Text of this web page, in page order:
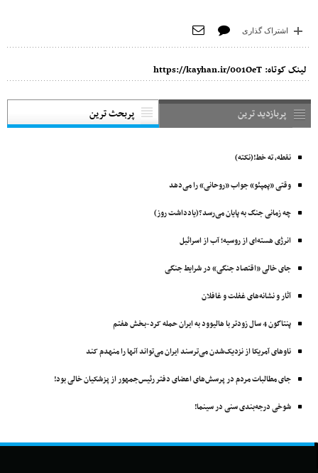
اشتراک گذاری
لینک کوتاه: https://kayhan.ir/001OeT
پربازدید ترین پربحث ترین
نقطه، ته خط!(نکته)
وقتی «پمپئو» جواب «روحانی» را می‌دهد
چه زمانی جنگ به پایان می‌رسد؟(یادداشت روز)
انرژی هسته‌ای از روسیه؛ آب از اسرائیل
جای خالی «اقتصاد جنگی» در شرایط جنگی
آثار و نشانه‌های غفلت و غافلان
پنتاگون 4 سال زودتر با ‌هالیوود به ایران حمله کرد-بخش هفتم
ناوهای آمریکا از نزدیک‌شدن می‌ترسند ایران می‌تواند آنها را منهدم ‌کند
جای مطالبات مردم در پرسش‌های اعضای دفتر رئیس‌جمهور از پزشکیان خالی بود!
شوخی درجه‌بندی سنی در سینما!